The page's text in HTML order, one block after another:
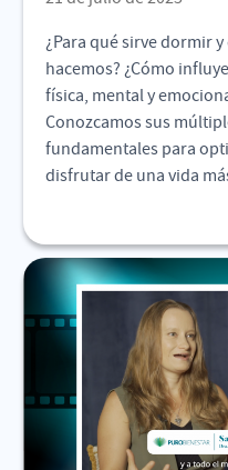
¿Para qué sirve dormir
hacemos? ¿Cómo
física, mental y
Conozcamos sus
fundamentales para
disfrutar de una vida